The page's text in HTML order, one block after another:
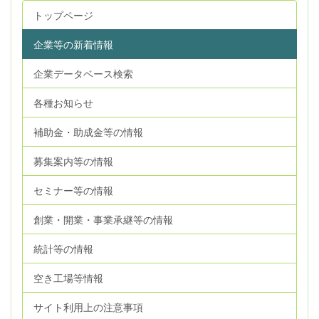
トップページ
企業等の新着情報
企業データベース検索
各種お知らせ
補助金・助成金等の情報
募集案内等の情報
セミナー等の情報
創業・開業・事業承継等の情報
統計等の情報
空き工場等情報
サイト利用上の注意事項